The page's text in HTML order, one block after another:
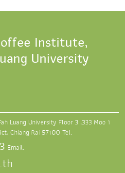
Institute,
University
Luang University Floor 3 ,333 Moo 1
Chiang Rai 57100 Tel.
Email: